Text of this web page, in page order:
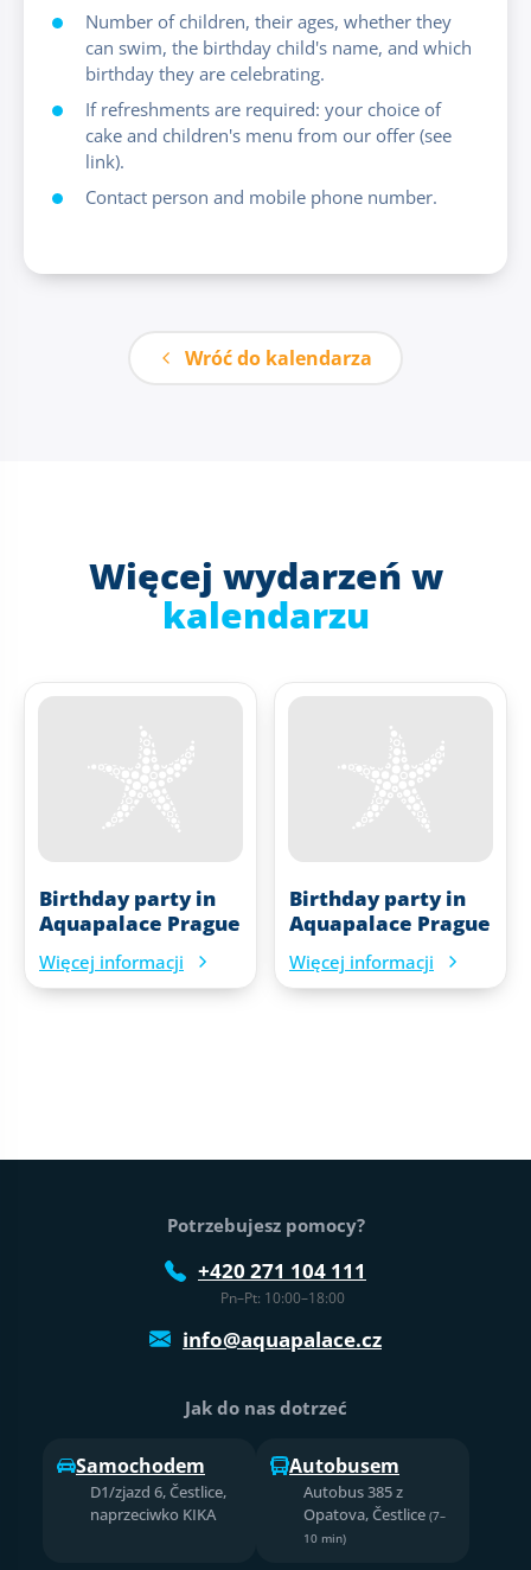
Number of children, their ages, whether they
can swim, the birthday child's name, and which
birthday they are celebrating.
If refreshments are required: your choice of
cake and children's menu from our offer (see
link).
Contact person and mobile phone number.
Wróć do kalendarza
Więcej wydarzeń w
kalendarzu
Birthday party in
Aquapalace Prague
Więcej informacji
Birthday party in
Aquapalace Prague
Więcej informacji
Stopka strony
Potrzebujesz pomocy?
+420 271 104 111
Pn–Pt: 10:00–18:00
info@aquapalace.cz
Jak do nas dotrzeć
Samochodem
D1/zjazd 6, Čestlice,
naprzeciwko KIKA
Autobusem
Autobus 385 z
Opatova, Čestlice (7–
10 min)